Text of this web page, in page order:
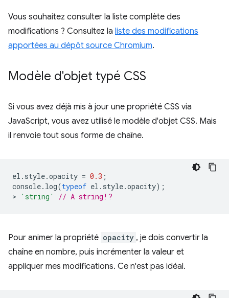
Vous souhaitez consulter la liste complète des
modifications ? Consultez la liste des modifications
apportées au dépôt source Chromium.
Modèle d'objet typé CSS
Si vous avez déjà mis à jour une propriété CSS via
JavaScript, vous avez utilisé le modèle d'objet CSS. Mais
il renvoie tout sous forme de chaîne.
el . style.opacity = 0.3 ;
console. log(typeof el . style.opacity);
>
'string' // A string!?
Pour animer la propriété opacity , je dois convertir la
chaîne en nombre, puis incrémenter la valeur et
appliquer mes modifications. Ce n'est pas idéal.